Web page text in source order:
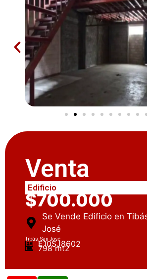
Venta
Edificio
$700.000
Se Vende Edificio en
José
Tibás, San José
E10SJ8602
798 mt2